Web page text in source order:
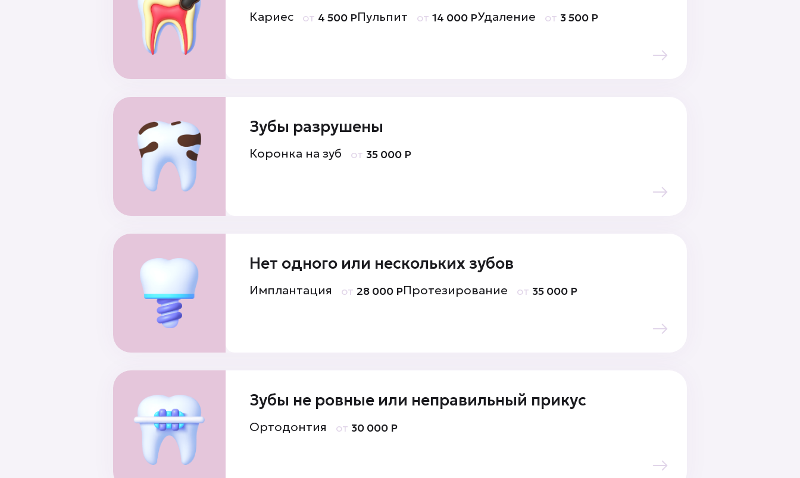
Кариес от 4 500 РПульпит от 14 000 РУдаление от 3 500 Р
Зубы разрушены
Коронка на зуб от 35 000 Р
Нет одного или нескольких зубов
Имплантация от 28 000 РПротезирование от 35 000 Р
Зубы не ровные или неправильный прикус
Ортодонтия от 30 000 Р